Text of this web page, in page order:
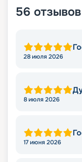
56 отзывов
28 июля 2026
8 июля 2026
17 июня 2026